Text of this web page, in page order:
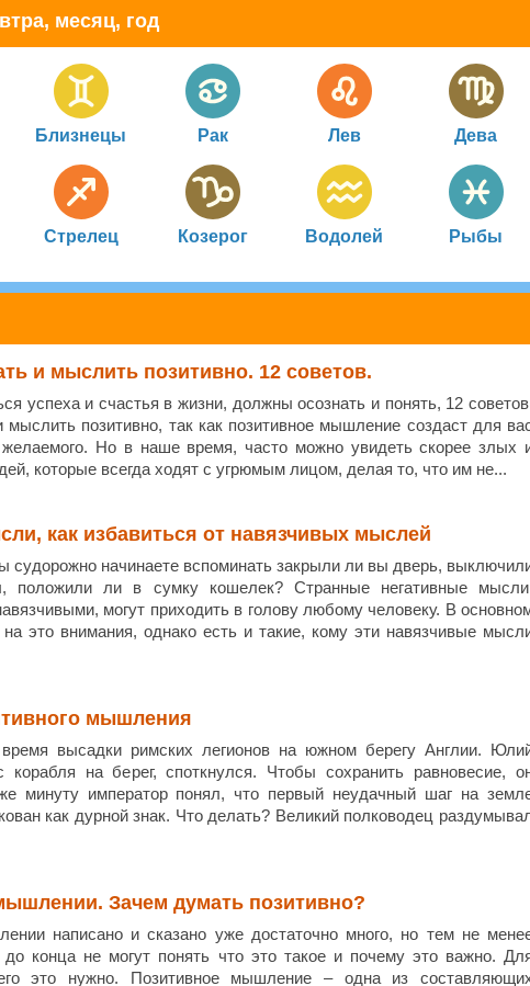
месяц, год
Близнецы Рак Лев Дева
Стрелец Козерог Водолей Рыбы
и мыслить позитивно. 12 советов.
успеха и счастья в жизни, должны осознать и понять, 12
мыслить позитивно, так как позитивное мышление создаст для
Но в наше время, часто можно увидеть скорее злых
которые всегда ходят с угрюмым лицом, делая то, что им не...
как избавиться от навязчивых мыслей
судорожно начинаете вспоминать закрыли ли вы дверь,
положили ли в сумку кошелек? Странные негативные
могут приходить в голову любому человеку. В
это внимания, однако есть и такие, кому эти навязчивые
мышления
высадки римских легионов на южном берегу Англии.
корабля на берег, споткнулся. Чтобы сохранить равновесие,
минуту император понял, что первый неудачный шаг на
как дурной знак. Что делать? Великий полководец
Зачем думать позитивно?
написано и сказано уже достаточно много, но тем не
конца не могут понять что это такое и почему это важно.
это нужно. Позитивное мышление – одна из